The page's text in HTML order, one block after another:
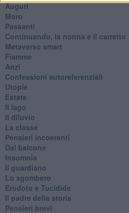
Auguri
Moro
Passanti
Continuando, la nonna e il carretto
Metaverso smart
Fiamme
Anzi
Confessioni autoreferenziali
Utopie
Estate
Il lago
Il diluvio
La classe
Pensieri incoerenti
Dal balcone
Insomnia
Il guardiano
Lo sgombero
Erodoto e Tucidide
Il padre della storia
Pensieri brevi